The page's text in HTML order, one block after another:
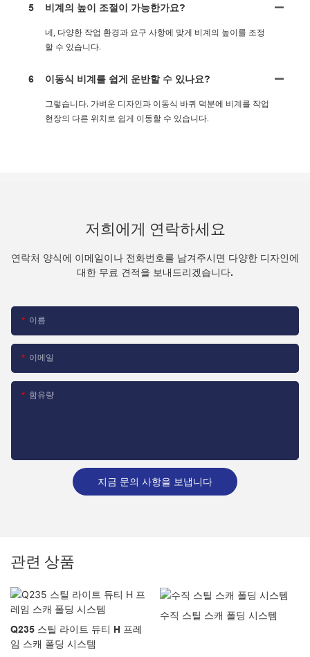
5 비계의 높이 조절이 가능한가요?
네, 다양한 작업 환경과 요구 사항에 맞게 비계의 높이를 조정
할 수 있습니다.
6 이동식 비계를 쉽게 운반할 수 있나요?
그렇습니다. 가벼운 디자인과 이동식 바퀴 덕분에 비계를 작업
현장의 다른 위치로 쉽게 이동할 수 있습니다.
저희에게 연락하세요
연락처 양식에 이메일이나 전화번호를 남겨주시면 다양한 디자인에
대한 무료 견적을 보내드리겠습니다.
이름
이메일
함유량
지금 문의 사항을 보냅니다
관련 상품
Q235 스틸 라이트 듀티 H 프레
임 스캐 폴딩 시스템
수직 스틸 스캐 폴딩 시스템